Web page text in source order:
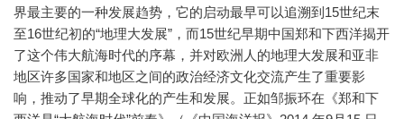
界最主要的一种发展趋势，它的启动最早可以追溯到15世纪末
至16世纪初的“地理大发展”，而15世纪早期中国郑和下西洋揭开
了这个伟大航海时代的序幕，并对欧洲人的地理大发展和亚非
地区许多国家和地区之间的政治经济文化交流产生了重要影
响，推动了早期全球化的产生和发展。正如邹振环在《郑和下